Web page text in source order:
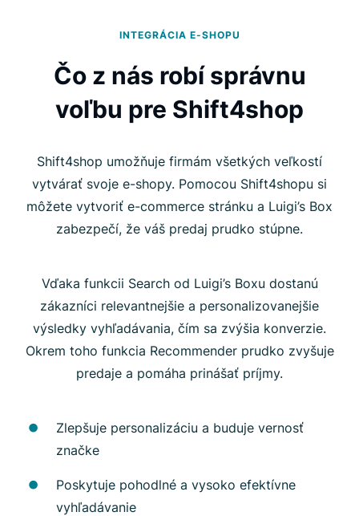
INTEGRÁCIA E-SHOPU
Čo z nás robí správnu
voľbu pre Shift4shop
Shift4shop umožňuje firmám všetkých veľkostí
vytvárať svoje e-shopy. Pomocou Shift4shopu si
môžete vytvoriť e-commerce stránku a Luigi’s Box
zabezpečí, že váš predaj prudko stúpne.
Vďaka funkcii Search od Luigi’s Boxu dostanú
zákazníci relevantnejšie a personalizovanejšie
výsledky vyhľadávania, čím sa zvýšia konverzie.
Okrem toho funkcia Recommender prudko zvyšuje
predaje a pomáha prinášať príjmy.
Zlepšuje personalizáciu a buduje vernosť
značke
Poskytuje pohodlné a vysoko efektívne
vyhľadávanie